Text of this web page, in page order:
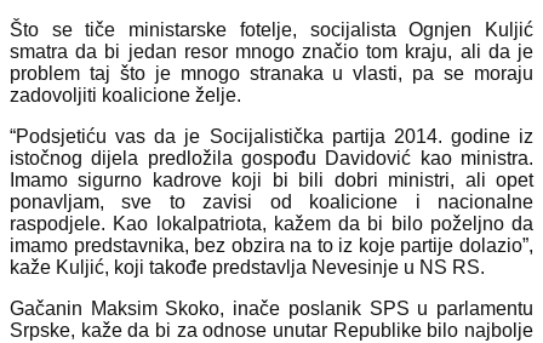
Što se tiče ministarske fotelje, socijalista Ognjen Kuljić
smatra da bi jedan resor mnogo značio tom kraju, ali da je
problem taj što je mnogo stranaka u vlasti, pa se moraju
zadovoljiti koalicione želje.
“Podsjetiću vas da je Socijalistička partija 2014. godine iz
istočnog dijela predložila gospođu Davidović kao ministra.
Imamo sigurno kadrove koji bi bili dobri ministri, ali opet
ponavljam, sve to zavisi od koalicione i nacionalne
raspodjele. Kao lokalpatriota, kažem da bi bilo poželjno da
imamo predstavnika, bez obzira na to iz koje partije dolazio”,
kaže Kuljić, koji takođe predstavlja Nevesinje u NS RS.
Gačanin Maksim Skoko, inače poslanik SPS u parlamentu
Srpske, kaže da bi za odnose unutar Republike bilo najbolje